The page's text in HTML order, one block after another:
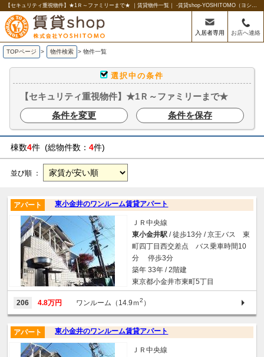
【セキュリティ重視物件】★1Ｒ～ファミリーまで★ ｜賃貸物件一覧｜ -賃貸shop-YOSHITOMO（ヨシトモ)
入居者専用 お店へ連絡
TOPページ > 物件検索 > 物件一覧
選択中の条件
【セキュリティ重視物件】★1Ｒ～ファミリーまで★
条件を変更
条件を保存
棟数4件 (総物件数： 4件)
並び順 ：
東小金井のワンルーム賃貸アパート
アパート
ＪＲ中央線
東小金井駅 / 徒歩13分 / 京王バス 東
町四丁目西交差点 バス乗車時間10
分 停歩3分
築年 33年 / 2階建
東京都小金井市東町5丁目
206 4.8万円 ワンルーム（14.9ｍ2 ）
東小金井のワンルーム賃貸アパート
アパート
ＪＲ中央線